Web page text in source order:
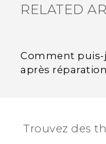
RELATED
Comment puis-
après
Trouvez des